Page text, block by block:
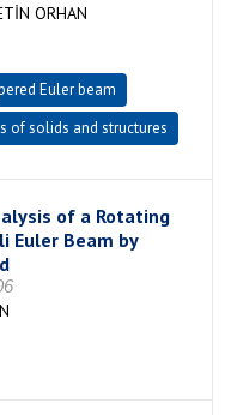
ORHAN
Euler beam
of solids and structures
of a Rotating
Euler Beam by